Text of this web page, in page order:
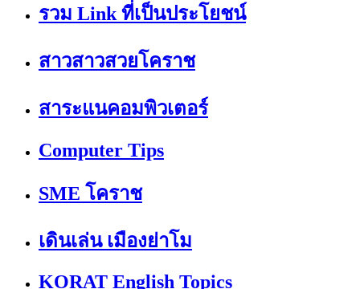
รวม Link ที่เป็นประโยชน์
สาวสาวสวยโคราช
สาระแนคอมพิวเตอร์
Computer Tips
SME โคราช
เดินเล่น เมืองย่าโม
KORAT English Topics